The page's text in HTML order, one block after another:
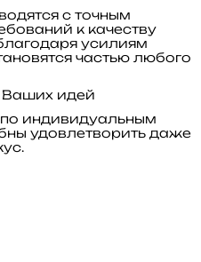
с точным
к качеству
усилиям
частью любого
идей
индивидуальным
удовлетворить даже